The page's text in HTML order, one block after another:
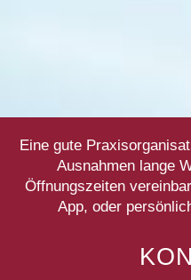
Eine gute
Ausnahmen lange
Öffnungszeiten
App, oder